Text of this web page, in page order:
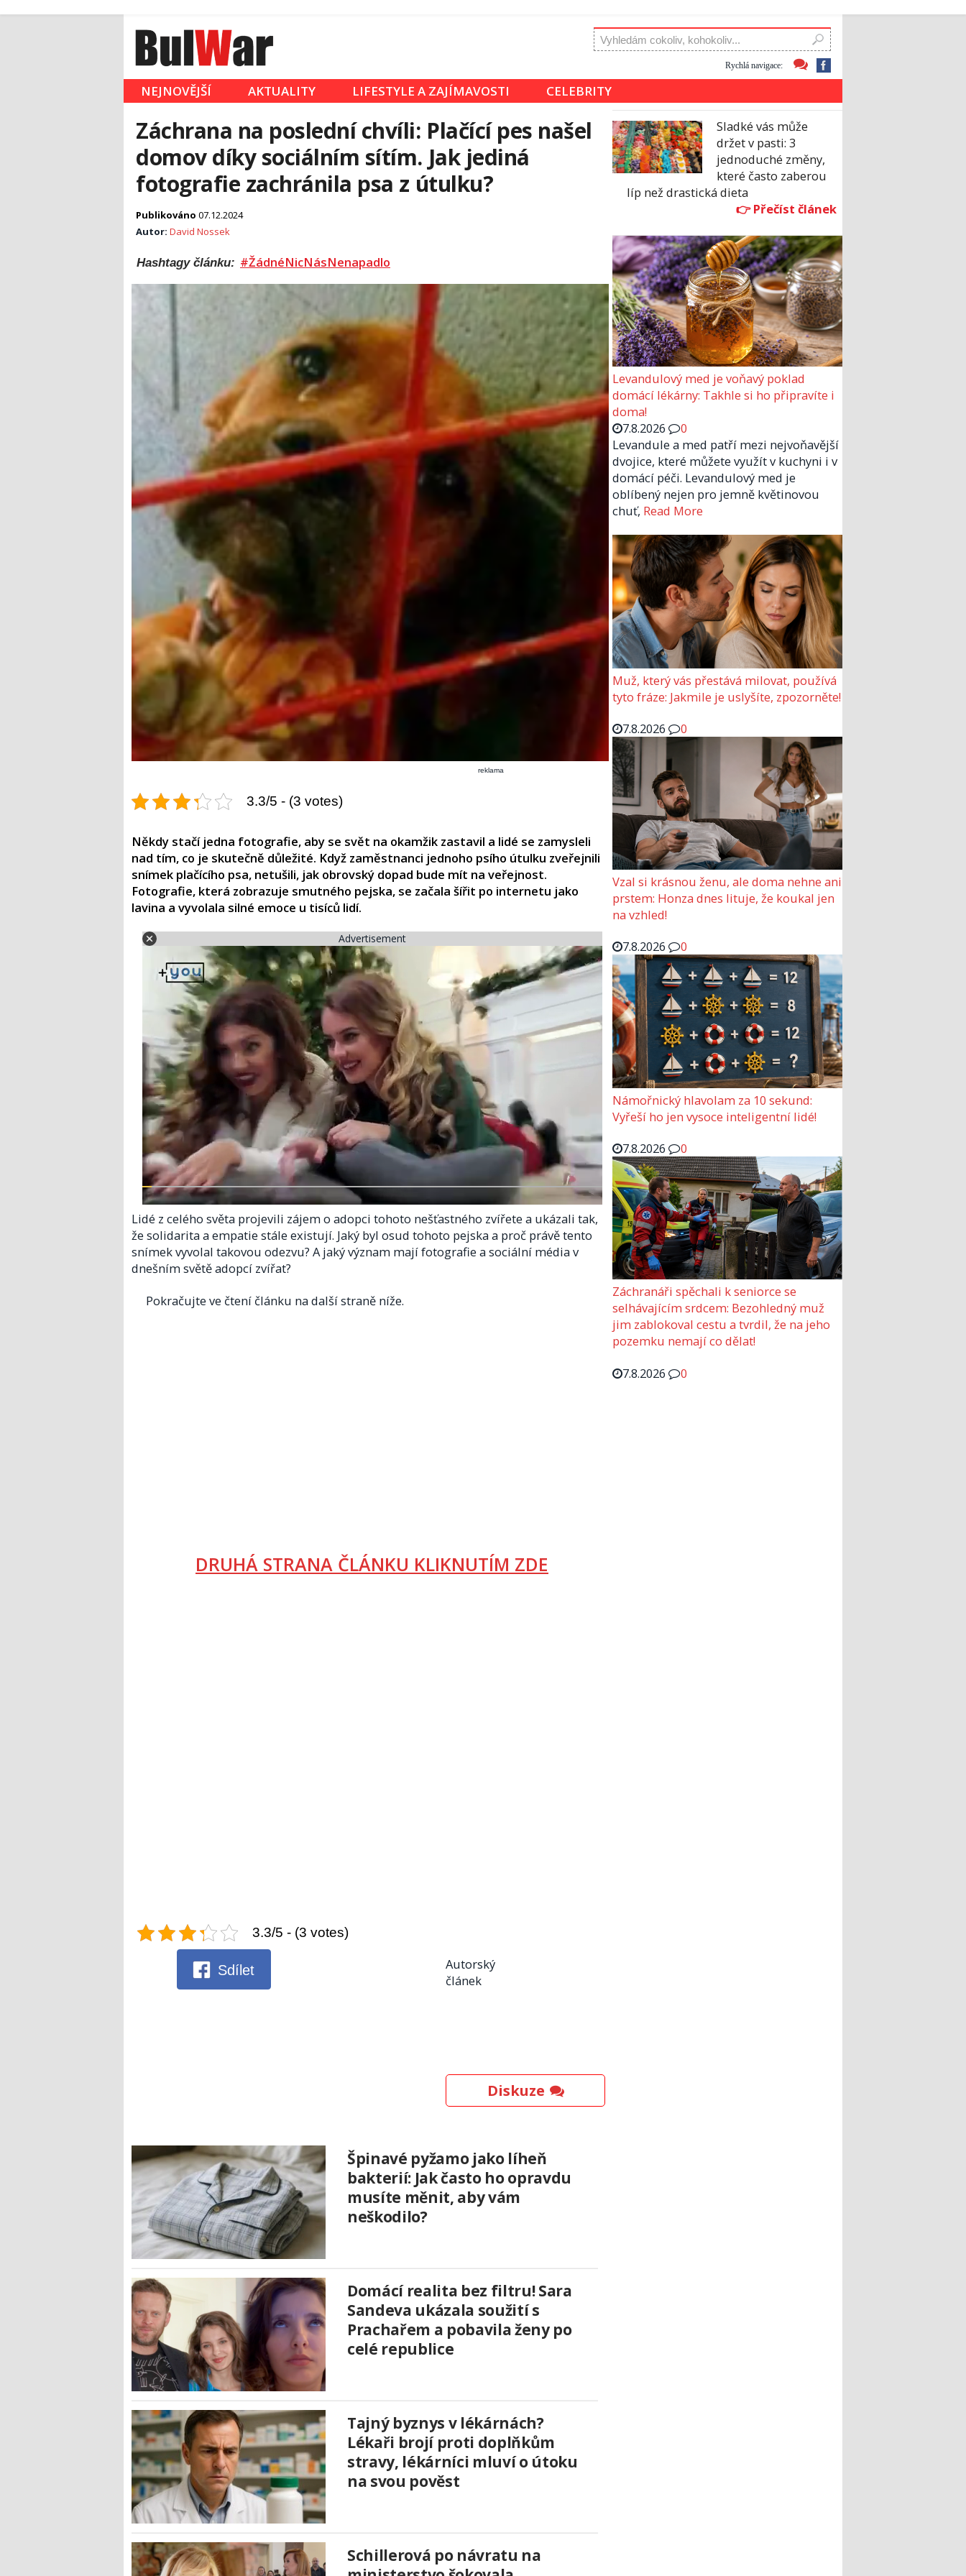
Rychlá navigace:
NEJNOVĚJŠÍ AKTUALITY LIFESTYLE A ZAJÍMAVOSTI CELEBRITY
Záchrana na poslední chvíli: Plačící pes našel
domov díky sociálním sítím. Jak jediná
fotografie zachránila psa z útulku?
Publikováno 07.12.2024
Autor: David Nossek
Hashtagy článku: #ŽádnéNicNásNenapadlo
reklama
3.3/5 - (3 votes)
Někdy stačí jedna fotografie, aby se svět na okamžik zastavil a lidé se zamysleli
nad tím, co je skutečně důležité. Když zaměstnanci jednoho psího útulku zveřejnili
snímek plačícího psa, netušili, jak obrovský dopad bude mít na veřejnost.
Fotografie, která zobrazuje smutného pejska, se začala šířit po internetu jako
lavina a vyvolala silné emoce u tisíců lidí.
Advertisement
Lidé z celého světa projevili zájem o adopci tohoto nešťastného zvířete a ukázali tak,
že solidarita a empatie stále existují. Jaký byl osud tohoto pejska a proč právě tento
snímek vyvolal takovou odezvu? A jaký význam mají fotografie a sociální média v
dnešním světě adopcí zvířat?
Pokračujte ve čtení článku na další straně níže.
DRUHÁ STRANA ČLÁNKU KLIKNUTÍM ZDE
3.3/5 - (3 votes)
Sdílet
Autorský
článek
Diskuze
Špinavé pyžamo jako líheň
bakterií: Jak často ho opravdu
musíte měnit, aby vám
neškodilo?
Domácí realita bez filtru! Sara
Sandeva ukázala soužití s
Prachařem a pobavila ženy po
celé republice
Tajný byznys v lékárnách?
Lékaři brojí proti doplňkům
stravy, lékárníci mluví o útoku
na svou pověst
Schillerová po návratu na
Sladké vás může
držet v pasti: 3
jednoduché změny,
které často zaberou
líp než drastická dieta
Levandulový med je voňavý poklad
domácí lékárny: Takhle si ho připravíte i
doma!
7.8.2026
0
Levandule a med patří mezi nejvoňavější
dvojice, které můžete využít v kuchyni i v
domácí péči. Levandulový med je
oblíbený nejen pro jemně květinovou
chuť, Read More
Muž, který vás přestává milovat, používá
tyto fráze: Jakmile je uslyšíte, zpozorněte!
7.8.2026
0
Vzal si krásnou ženu, ale doma nehne ani
prstem: Honza dnes lituje, že koukal jen
na vzhled!
7.8.2026
0
Námořnický hlavolam za 10 sekund:
Vyřeší ho jen vysoce inteligentní lidé!
7.8.2026
0
Záchranáři spěchali k seniorce se
selhávajícím srdcem: Bezohledný muž
jim zablokoval cestu a tvrdil, že na jeho
pozemku nemají co dělat!
7.8.2026
0